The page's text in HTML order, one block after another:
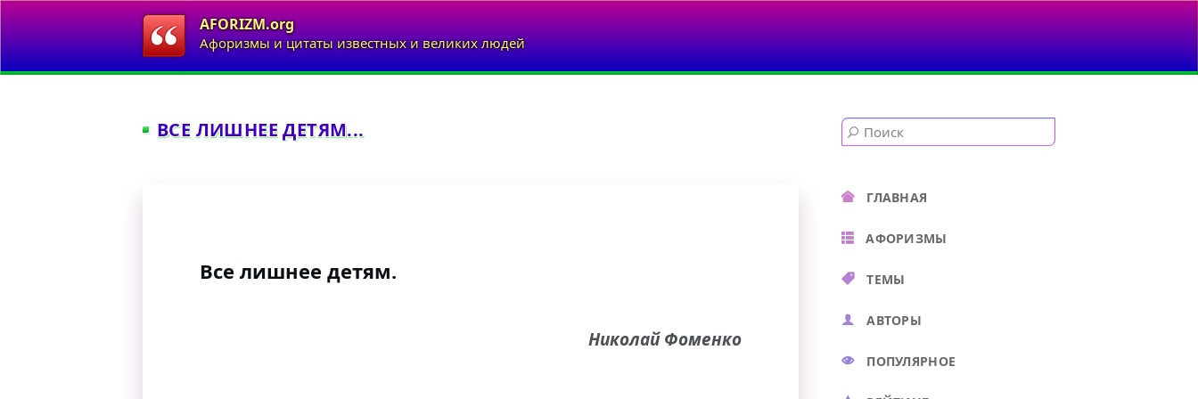
AFORIZM.org
Афоризмы и цитаты известных и великих людей
ВСЕ ЛИШНЕЕ ДЕТЯМ...
Все лишнее детям.
Николай Фоменко
ГЛАВНАЯ
АФОРИЗМЫ
ТЕМЫ
АВТОРЫ
ПОПУЛЯРНОЕ